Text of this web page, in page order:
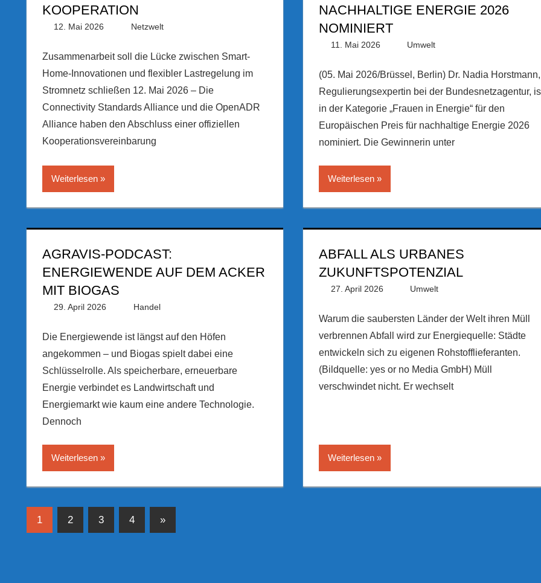
KOOPERATION
12. Mai 2026 PRGateway
Netzwelt
Zusammenarbeit soll die Lücke zwischen Smart-
Home-Innovationen und flexibler Lastregelung im
Stromnetz schließen 12. Mai 2026 – Die
Connectivity Standards Alliance und die OpenADR
Alliance haben den Abschluss einer offiziellen
Kooperationsvereinbarung
Weiterlesen
NACHHALTIGE ENERGIE 2026
NOMINIERT
11. Mai 2026 PRGateway
Umwelt
(05. Mai 2026/Brüssel, Berlin) Dr. Nadia Horstmann,
Regulierungsexpertin bei der Bundesnetzagentur,
in der Kategorie „Frauen in Energie“ für den
Europäischen Preis für nachhaltige Energie 2026
nominiert. Die Gewinnerin unter
Weiterlesen
AGRAVIS-PODCAST:
ENERGIEWENDE AUF DEM ACKER
MIT BIOGAS
29. April 2026 PRGateway
Handel
Die Energiewende ist längst auf den Höfen
angekommen – und Biogas spielt dabei eine
Schlüsselrolle. Als speicherbare, erneuerbare
Energie verbindet es Landwirtschaft und
Energiemarkt wie kaum eine andere Technologie.
Dennoch
Weiterlesen
ABFALL ALS URBANES
ZUKUNFTSPOTENZIAL
27. April 2026 PRGateway
Umwelt
Warum die saubersten Länder der Welt ihren Müll
verbrennen Abfall wird zur Energiequelle: Städte
entwickeln sich zu eigenen Rohstofflieferanten.
(Bildquelle: yes or no Media GmbH) Müll
verschwindet nicht. Er wechselt
Weiterlesen
Seitennummerierung
1 2 3 4
Nächste
Beiträge
»